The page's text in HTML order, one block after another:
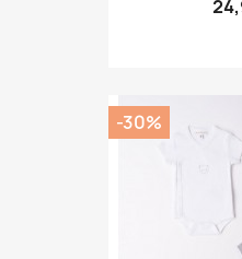
-30%